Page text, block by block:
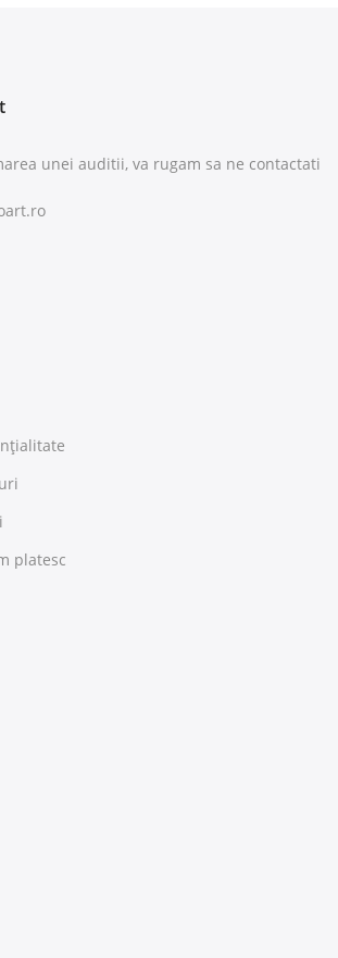
unei auditii, va rugam sa ne contactati
platesc